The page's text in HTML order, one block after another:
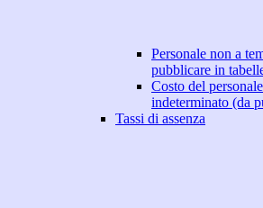
Personale non a
pubblicare in
Costo del
indeterminato (da
Tassi di assenza